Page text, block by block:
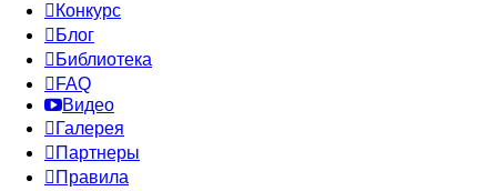
Конкурс
Блог
Библиотека
FAQ
Видео
Галерея
Партнеры
Правила